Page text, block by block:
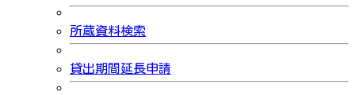
所蔵資料検索
貸出期間延長申請